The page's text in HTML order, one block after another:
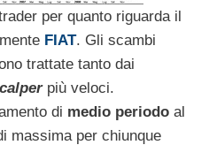
per quanto riguarda il
FIAT. Gli scambi
trattate tanto dai
più veloci.
di medio periodo al
massima per chiunque